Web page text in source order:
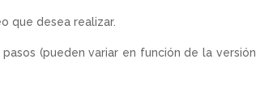
que desea realizar.
(pueden variar en función de la versión